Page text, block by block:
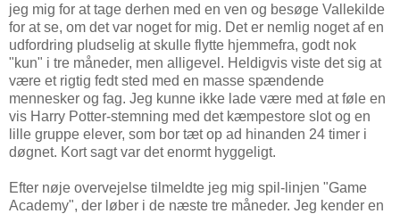
jeg mig for at tage derhen med en ven og besøge Vallekilde
for at se, om det var noget for mig. Det er nemlig noget af en
udfordring pludselig at skulle flytte hjemmefra, godt nok
"kun" i tre måneder, men alligevel. Heldigvis viste det sig at
være et rigtig fedt sted med en masse spændende
mennesker og fag. Jeg kunne ikke lade være med at føle en
vis Harry Potter-stemning med det kæmpestore slot og en
lille gruppe elever, som bor tæt op ad hinanden 24 timer i
døgnet. Kort sagt var det enormt hyggeligt.
Efter nøje overvejelse tilmeldte jeg mig spil-linjen "Game
Academy", der løber i de næste tre måneder. Jeg kender en